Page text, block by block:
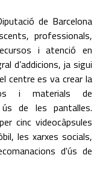
de Barcelona
professionals,
i atenció en
d’addicions, ja sigui
centre es va crear la
i materials de
de les pantalles.
cinc videocàpsules
les xarxes socials,
d'ús de